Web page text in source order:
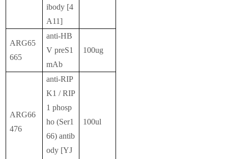
ibody [4
A11]
ARG65
665
anti-HB
V preS1
mAb
100ug
ARG66
476
anti-RIP
K1 / RIP
1 phosp
ho (Ser1
66) antib
ody [YJ
100ul